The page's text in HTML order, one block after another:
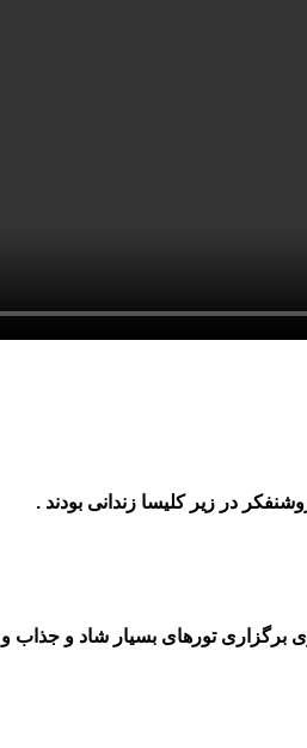
در زیر کلیسا زندانی بودند .
برگزاری تورهای بسیار شاد و جذاب و